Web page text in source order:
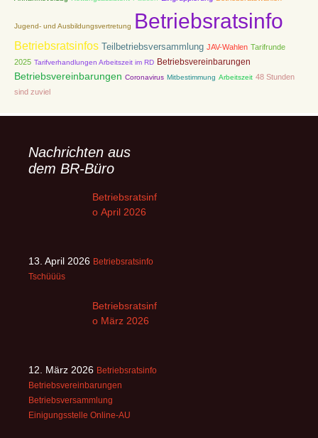
Jugend- und Ausbildungsvertretung Betriebsratsinfo
Betriebsratsinfos Teilbetriebsversammlung JAV-Wahlen Tarifrunde
2025 Tarifverhandlungen Arbeitszeit im RD Betriebsvereinbarungen
Betriebsvereinbarungen Coronavirus Mitbestimmung Arbeitszeit 48 Stunden
sind zuviel
Nachrichten aus
dem BR-Büro
Betriebsratsinf
o April 2026
13. April 2026 Betriebsratsinfo
Tschüüüs
Betriebsratsinf
o März 2026
12. März 2026 Betriebsratsinfo
Betriebsvereinbarungen
Betriebsversammlung
Einigungsstelle Online-AU